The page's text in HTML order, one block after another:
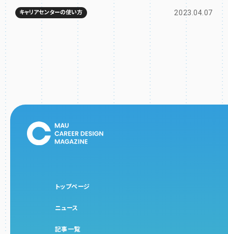
キャリアセンターの使い方 2023.04.07
トップページ
ニュース
記事一覧